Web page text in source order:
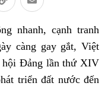
nhanh, cạnh tranh
càng gay gắt, Việt
hội Đảng lần thứ XIV
triển đất nước đến